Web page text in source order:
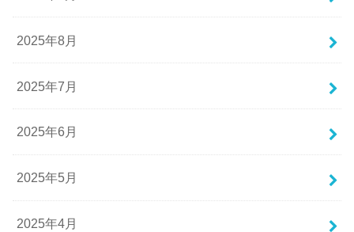
2025年8月
2025年7月
2025年6月
2025年5月
2025年4月